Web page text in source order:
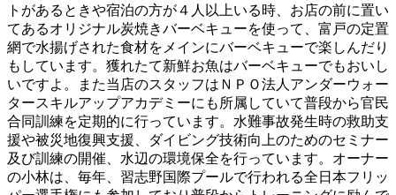
トがあるときや宿泊の方が４人以上いる時、お店の前に置い
てあるオリジナル炭焼きバーベキューを使って、富戸の定置
網で水揚げされた食材をメインにバーベキューで楽しんだり
もしています。獲れたて新鮮お魚はバーベキューでもおいし
いですよ。また当店のスタッフはＮＰＯ法人アンダーウォー
タースキルアップアカデミーにも所属していて普段から官民
合同訓練を定期的に行っています。水難事故発生時の救助支
援や被災地復興支援、ダイビング技術向上のためのセミナー
及び訓練の開催、水辺の環境保全を行っています。オーナー
の小林は、毎年、習志野国際プールで行われる全日本フリッ